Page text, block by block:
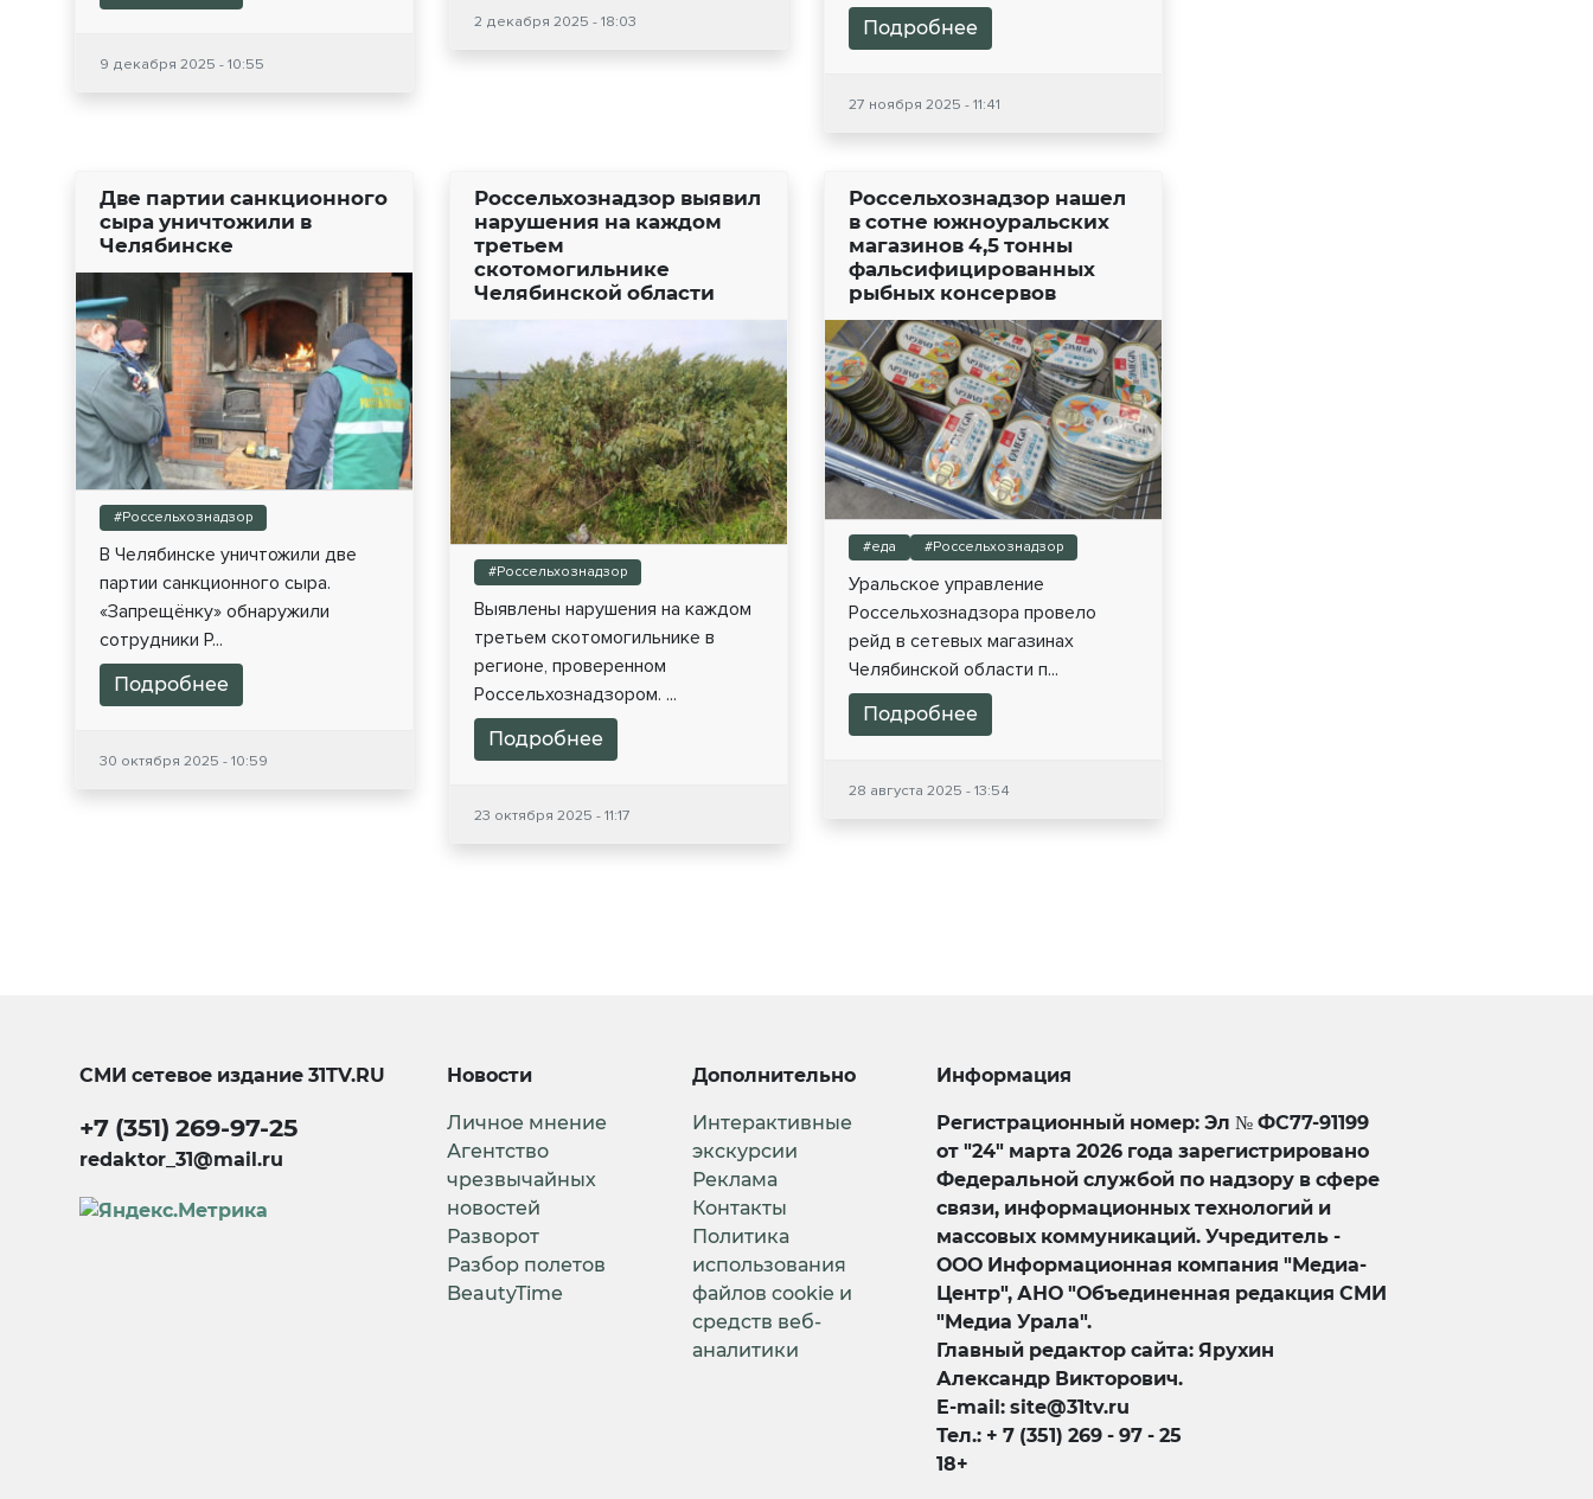
9 декабря 2025 - 10:55
2 декабря 2025 - 18:03 Подробнее
27 ноября 2025 - 11:41
Две партии санкционного
сыра уничтожили в
Челябинске
#Россельхознадзор
В Челябинске уничтожили две
партии санкционного сыра.
«Запрещёнку» обнаружили
сотрудники Р...
Подробнее
30 октября 2025 - 10:59
Россельхознадзор выявил
нарушения на каждом
третьем
скотомогильнике
Челябинской области
#Россельхознадзор
Выявлены нарушения на каждом
третьем скотомогильнике в
регионе, проверенном
Россельхознадзором. ...
Подробнее
23 октября 2025 - 11:17
Россельхознадзор нашел
в сотне южноуральских
магазинов 4,5 тонны
фальсифицированных
рыбных консервов
#еда #Россельхознадзор
Уральское управление
Россельхознадзора провело
рейд в сетевых магазинах
Челябинской области п...
Подробнее
28 августа 2025 - 13:54
СМИ сетевое издание31TV.RU
+7 (351) 269-97-25
redaktor_31@mail.ru
Новости
Личное мнение
Агентство
чрезвычайных
новостей
Разворот
Разбор полетов
BeautyTime
Дополнительно
Интерактивные
экскурсии
Реклама
Контакты
Политика
использования
файлов cookie и
средств веб-
аналитики
Информация
Регистрационный номер: Эл № ФС77-91199
от "24" марта 2026 года зарегистрировано
Федеральной службой по надзору в сфере
связи, информационных технологий и
массовых коммуникаций. Учредитель -
ООО Информационная компания "Медиа-
Центр", АНО "Объединенная редакция СМИ
"Медиа Урала".
Главный редактор сайта: Ярухин
Александр Викторович.
E-mail: site@31tv.ru
Тел.: + 7 (351) 269 - 97 - 25
18+